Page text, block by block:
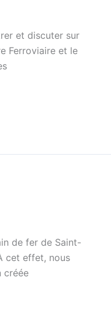
et discuter sur
Ferroviaire et le
de fer de Saint-
cet effet, nous
créée